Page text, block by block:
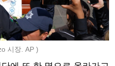
시장. AP )